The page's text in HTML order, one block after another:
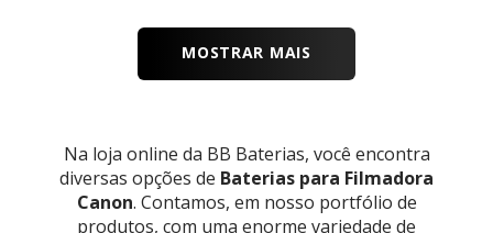
MOSTRAR MAIS
Na loja online da BB Baterias, você encontra
diversas opções de Baterias para Filmadora
Canon. Contamos, em nosso portfólio de
produtos, com uma enorme variedade de